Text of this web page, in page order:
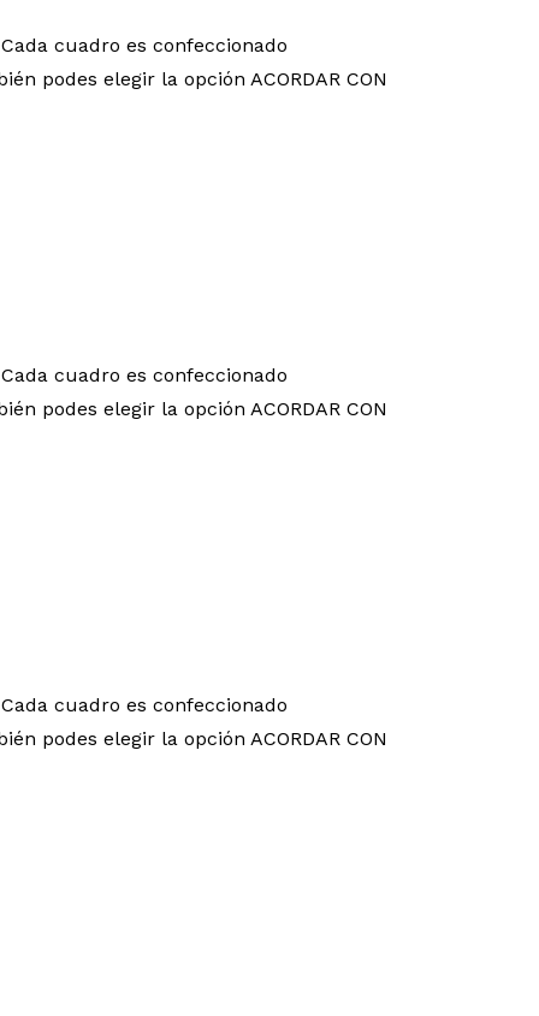
cuadro es confeccionado
podes elegir la opción ACORDAR CON
cuadro es confeccionado
podes elegir la opción ACORDAR CON
cuadro es confeccionado
podes elegir la opción ACORDAR CON